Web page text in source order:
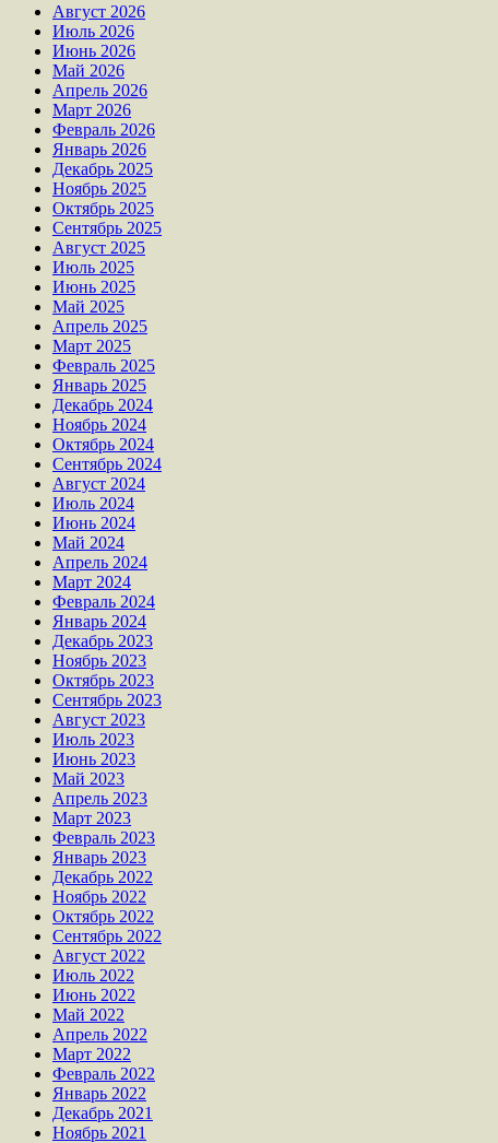
Август 2026
Июль 2026
Июнь 2026
Май 2026
Апрель 2026
Март 2026
Февраль 2026
Январь 2026
Декабрь 2025
Ноябрь 2025
Октябрь 2025
Сентябрь 2025
Август 2025
Июль 2025
Июнь 2025
Май 2025
Апрель 2025
Март 2025
Февраль 2025
Январь 2025
Декабрь 2024
Ноябрь 2024
Октябрь 2024
Сентябрь 2024
Август 2024
Июль 2024
Июнь 2024
Май 2024
Апрель 2024
Март 2024
Февраль 2024
Январь 2024
Декабрь 2023
Ноябрь 2023
Октябрь 2023
Сентябрь 2023
Август 2023
Июль 2023
Июнь 2023
Май 2023
Апрель 2023
Март 2023
Февраль 2023
Январь 2023
Декабрь 2022
Ноябрь 2022
Октябрь 2022
Сентябрь 2022
Август 2022
Июль 2022
Июнь 2022
Май 2022
Апрель 2022
Март 2022
Февраль 2022
Январь 2022
Декабрь 2021
Ноябрь 2021